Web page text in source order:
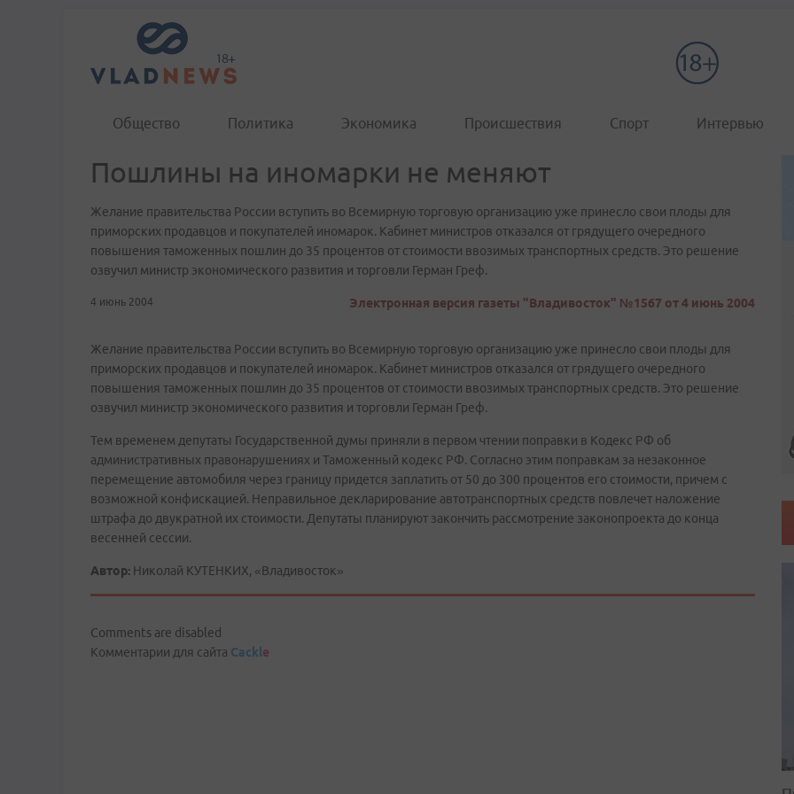
Общество Политика Экономика Происшествия Спорт Интервью
Пошлины на иномарки не меняют
Желание правительства России вступить во Всемирную торговую организацию уже принесло свои плоды для
приморских продавцов и покупателей иномарок. Кабинет министров отказался от грядущего очередного
повышения таможенных пошлин до 35 процентов от стоимости ввозимых транспортных средств. Это решение
озвучил министр экономического развития и торговли Герман Греф.
4 июнь 2004 Электронная версия газеты "Владивосток" №1567 от 4 июнь 2004
Желание правительства России вступить во Всемирную торговую организацию уже принесло свои плоды для
приморских продавцов и покупателей иномарок. Кабинет министров отказался от грядущего очередного
повышения таможенных пошлин до 35 процентов от стоимости ввозимых транспортных средств. Это решение
озвучил министр экономического развития и торговли Герман Греф.
Тем временем депутаты Государственной думы приняли в первом чтении поправки в Кодекс РФ об
административных правонарушениях и Таможенный кодекс РФ. Согласно этим поправкам за незаконное
перемещение автомобиля через границу придется заплатить от 50 до 300 процентов его стоимости, причем с
возможной конфискацией. Неправильное декларирование автотранспортных средств повлечет наложение
штрафа до двукратной их стоимости. Депутаты планируют закончить рассмотрение законопроекта до конца
весенней сессии.
Автор: Николай КУТЕНКИХ, «Владивосток»
Comments are disabled
Комментарии для сайта Cackle